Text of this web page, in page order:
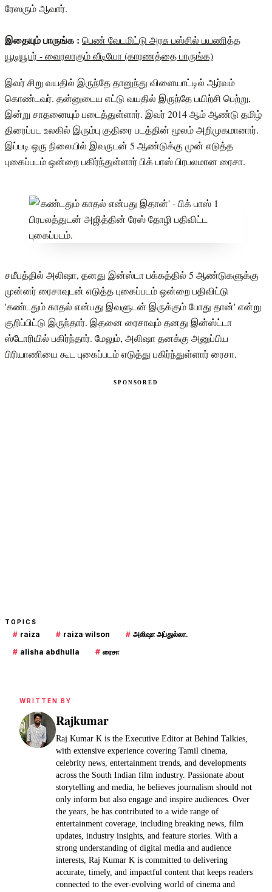
ரேஸரும் ஆவார்.
இதையும் பாருங்க : பெண் வேடமிட்டு அரசு பஸ்சில் பயணித்த
யூடியூபர் - வைரலாகும் வீடியோ (காரணத்தை பாருங்க)
இவர் சிறு வயதில் இருந்தே தானுந்து விளையாட்டில் ஆர்வம்
கொண்டவர். தன்னுடைய எட்டு வயதில் இருந்தே பயிற்சி பெற்று,
இன்று சாதனையும் படைத்துள்ளார். இவர் 2014 ஆம் ஆண்டு தமிழ்
திரைப்பட உலகில் இரும்பு குதிரை படத்தின் மூலம் அறிமுகமானார்.
இப்படி ஒரு நிலையில் இவருடன் 5 ஆண்டுக்கு முன் எடுத்த
புகைப்படம் ஒன்றை பகிர்ந்துள்ளார் பிக் பாஸ் பிரபலமான ரைசா.
சமீபத்தில் அலிஷா, தனது இன்ஸ்டா பக்கத்தில் 5 ஆண்டுகளுக்கு
முன்னர் ரைசாவுடன் எடுத்த புகைப்படம் ஒன்றை பதிவிட்டு
'கண்டதும் காதல் என்பது இவளுடன் இருக்கும் போது தான்' என்று
குறிப்பிட்டு இருந்தார். இதனை ரைசாவும் தனது இன்ஸ்ட்டா
ஸ்டோரியில் பகிர்ந்தார். மேலும், அலிஷா தனக்கு அனுப்பிய
பிரியாணியை கூட புகைப்படம் எடுத்து பகிர்ந்துள்ளார் ரைசா.
TOPICS
# raiza # raiza wilson # அலிஷா அப்துல்லா.
# alisha abdhulla # ரைசா
WRITTEN BY
Rajkumar
Raj Kumar K is the Executive Editor at Behind Talkies,
with extensive experience covering Tamil cinema,
celebrity news, entertainment trends, and developments
across the South Indian film industry. Passionate about
storytelling and media, he believes journalism should not
only inform but also engage and inspire audiences. Over
the years, he has contributed to a wide range of
entertainment coverage, including breaking news, film
updates, industry insights, and feature stories. With a
strong understanding of digital media and audience
interests, Raj Kumar K is committed to delivering
accurate, timely, and impactful content that keeps readers
connected to the ever-evolving world of cinema and